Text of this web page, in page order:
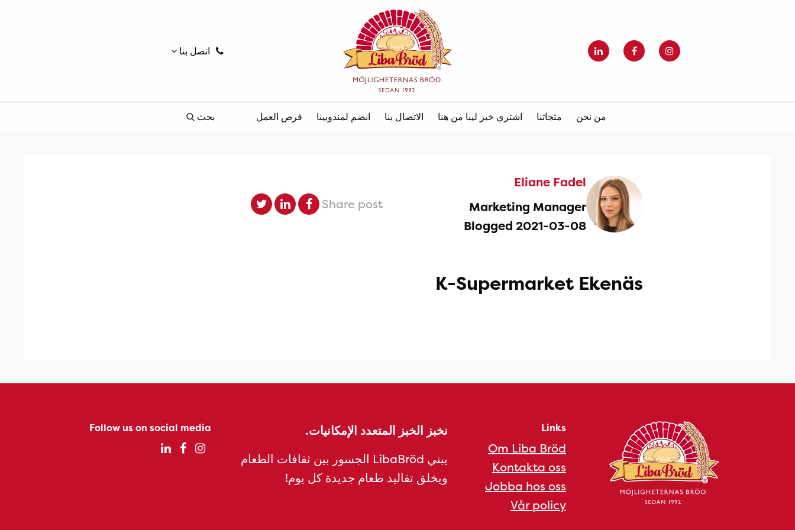
اتصل بنا
من نحن متجاتنا اشتري خبز ليبا من هنا الاتصال بنا انضم لمندوبينا فرص العمل بحث
Eliane Fadel
Marketing Manager
Blogged 2021-03-08
Share post
K-Supermarket Ekenäs
Links
Om Liba Bröd
Kontakta oss
Jobba hos oss
Vår policy
نخبز الخبز المتعدد الإمكانيات.
يبني LibaBröd الجسور بين ثقافات الطعام
ويخلق تقاليد طعام جديدة كل يوم!
Follow us on social media